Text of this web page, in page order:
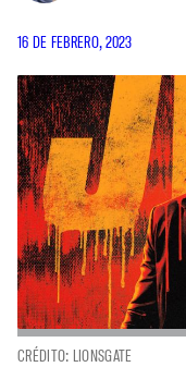
16 DE FEBRERO, 2023
CRÉDITO: LIONSGATE